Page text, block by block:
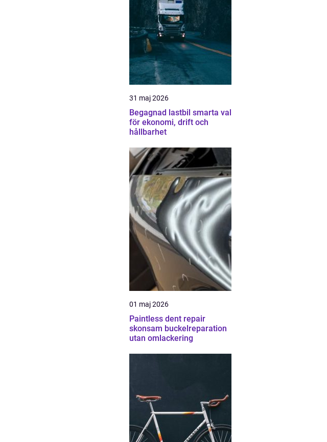
31 maj 2026
Begagnad lastbil smarta val
för ekonomi, drift och
hållbarhet
01 maj 2026
Paintless dent repair
skonsam buckelreparation
utan omlackering